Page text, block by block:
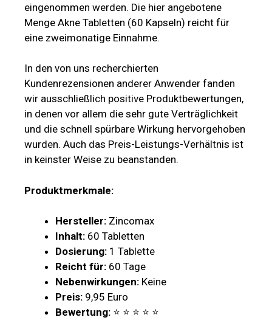
eingenommen werden. Die hier angebotene
Menge Akne Tabletten (60 Kapseln) reicht für
eine zweimonatige Einnahme.
In den von uns recherchierten
Kundenrezensionen anderer Anwender fanden
wir ausschließlich positive Produktbewertungen,
in denen vor allem die sehr gute Verträglichkeit
und die schnell spürbare Wirkung hervorgehoben
wurden. Auch das Preis-Leistungs-Verhältnis ist
in keinster Weise zu beanstanden.
Produktmerkmale:
Hersteller: Zincomax
Inhalt: 60 Tabletten
Dosierung: 1 Tablette
Reicht für: 60 Tage
Nebenwirkungen: Keine
Preis: 9,95 Euro
Bewertung: ⭐ ⭐ ⭐ ⭐ ⭐